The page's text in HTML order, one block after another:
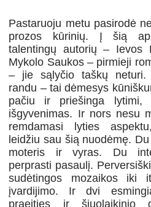
Pastaruoju metu pasirodė
prozos kūrinių. Į šią
talentingų autorių – Ievos
Mykolo Saukos – pirmieji
– jie sąlyčio taškų neturi.
randu – tai dėmesys
pačiu ir priešinga lytimi,
išgyvenimas. Ir nors nesu
remdamasi lyties
leidžiu sau šią nuodėmę.
moteris ir vyras. Du
perprasti pasaulį.
sudėtingos mozaikos iki
įvardijimo. Ir dvi
praeities ir šiuolaikinio